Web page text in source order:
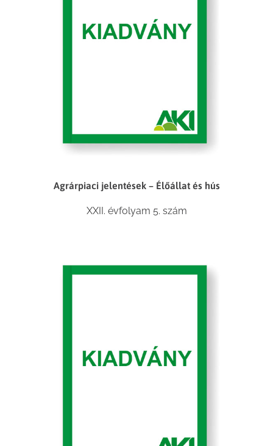
Agrárpiaci jelentések – Élőállat és hús
XXII. évfolyam 5. szám